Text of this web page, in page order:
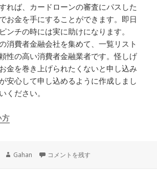
れば、カードローンの審査にパスした
お金を手にすることができます。即日
ンチの時には実に助けになります。
消費者金融会社を集めて、一覧リスト
性の高い消費者金融業者です。怪しげ
金を巻き上げられたくないと申し込み
安心して申し込めるように作成しまし
ください。
作
Gahan 銀行系列で発行するカードローンは消
コメントを残す